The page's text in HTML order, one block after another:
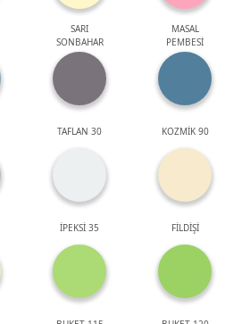
SARI
SONBAHAR
MASAL
PEMBESİ
TAFLAN 30 KOZMİK 90
İPEKSİ 35 FİLDİŞİ